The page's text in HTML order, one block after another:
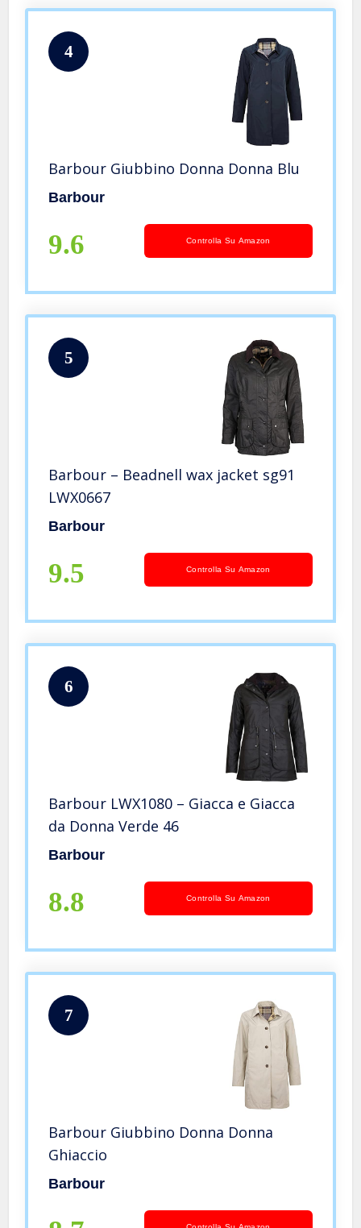
4
Barbour Giubbino Donna Donna Blu
Barbour
9.6 Controlla Su Amazon
5
Barbour – Beadnell wax jacket sg91
LWX0667
Barbour
9.5 Controlla Su Amazon
6
Barbour LWX1080 – Giacca e Giacca
da Donna Verde 46
Barbour
8.8 Controlla Su Amazon
7
Barbour Giubbino Donna Donna
Ghiaccio
Barbour